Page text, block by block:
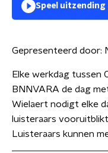
Speel uitzending
Gepresenteerd door:
Elke werkdag
BNNVARA de dag
Wielaert nodigt elke
luisteraars
Luisteraars kunnen